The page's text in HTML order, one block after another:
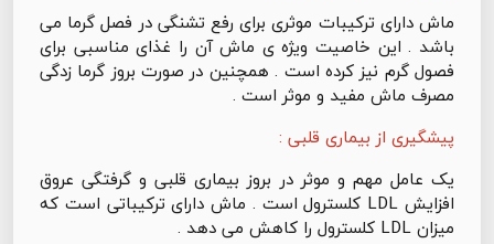
ماش دارای ترکیبات موثری برای رفع تشنگی در فصل گرما می
باشد . این خاصیت ویژه ی ماش آن را غذای مناسبی برای
فصول گرم نیز کرده است . همچنین در صورت بروز گرما زدگی
مصرف ماش مفید و موثر است .
پیشگیری از بیماری قلبی :
یک عامل مهم و موثر در بروز بیماری قلبی و گرفتگی عروق
افزایش LDL کلسترول است . ماش دارای ترکیباتی است که
میزان LDL کلسترول را کاهش می دهد .